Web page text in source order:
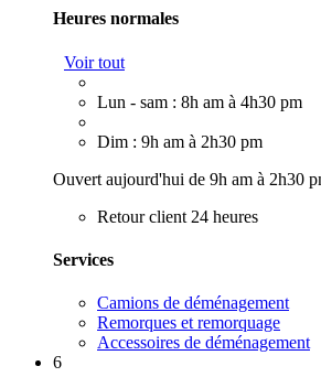
Heures normales
Voir tout
Lun - sam : 8h am à 4h30 pm
Dim : 9h am à 2h30 pm
Ouvert aujourd'hui de 9h am à 2h30
Retour client 24 heures
Services
Camions de déménagement
Remorques et remorquage
Accessoires de déménagement
6